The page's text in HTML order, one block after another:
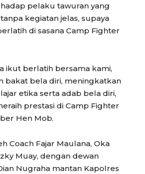
pelaku tawuran yang
kegiatan jelas, supaya
di sasana Camp Fighter
ikut berlatih bersama kami,
bakat bela diri, meningkatkan
etika serta adab bela diri,
prestasi di Camp Fighter
Hen Mob.
Coach Fajar Maulana, Oka
Muay, dengan dewan
Nugraha mantan Kapolres